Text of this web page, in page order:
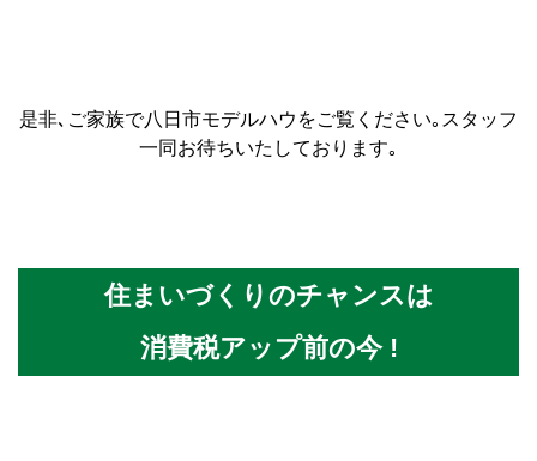
是非､ご家族で八日市モデルハウをご覧ください｡スタッフ
一同お待ちいたしております｡
住まいづくりのチャンスは
消費税アップ前の今 !